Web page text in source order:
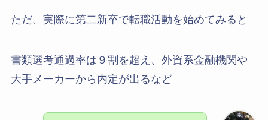
ただ、実際に第二新卒で転職活動を始めてみると
書類選考通過率は９割を超え、外資系金融機関や
大手メーカーから内定が出るなど